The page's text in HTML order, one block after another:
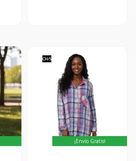
CH/S
¡Envío Gratis!